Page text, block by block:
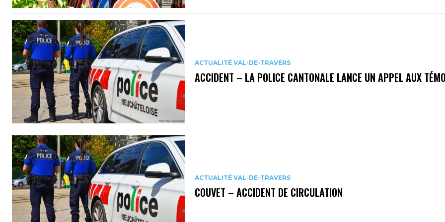
ACTUALITÉ VAL-DE-TRAVERS
ACCIDENT – LA POLICE CANTONALE LANCE UN APPEL AUX
ACTUALITÉ VAL-DE-TRAVERS
COUVET – ACCIDENT DE CIRCULATION